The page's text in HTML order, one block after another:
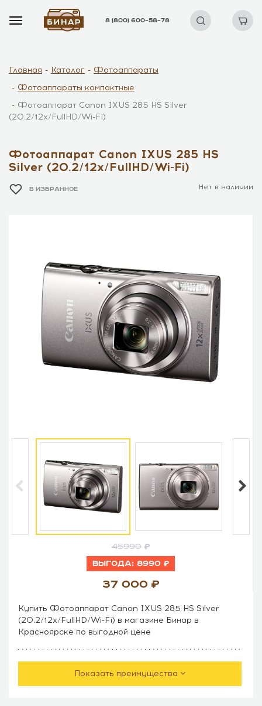
8 (800) 600–58–78
Главная Каталог
Фотоаппараты
Фотоаппараты компактные
Фотоаппарат Canon IXUS 285 HS Silver
(20.2/12x/FullHD/Wi-Fi)
Фотоаппарат Canon IXUS 285 HS
Silver (20.2/12x/FullHD/Wi-Fi)
В ИЗБРАННОЕ Нет в наличии
45990
Выгода: 8990
37 000
Купить Фотоаппарат Canon IXUS 285 HS Silver
(20.2/12x/FullHD/Wi-Fi) в магазине Бинар в
Красноярске по выгодной цене
Показать преимущества